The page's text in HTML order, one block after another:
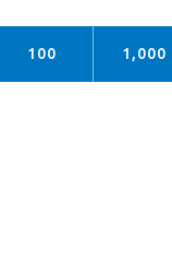
100 1,000